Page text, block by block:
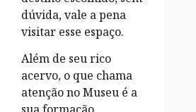
dúvida, vale a pena
visitar esse espaço.
Além de seu rico
acervo, o que chama
atenção no Museu é a